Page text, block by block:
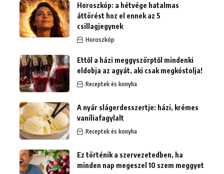
Horoszkóp: a hétvége hatalmas
áttörést hoz el ennek az 5
csillagjegynek
Horoszkóp
Ettől a házi meggyszörptől mindenki
eldobja az agyát, aki csak megkóstolja!
Receptek és konyha
A nyár slágerdesszertje: házi, krémes
vaníliafagylalt
Receptek és konyha
Ez történik a szervezetedben, ha
minden nap megeszel 10 szem meggyet